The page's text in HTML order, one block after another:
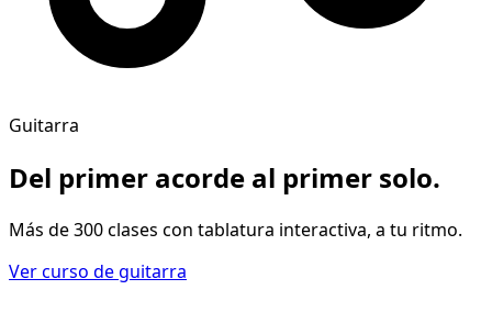
Guitarra
Del primer acorde al primer solo.
Más de 300 clases con tablatura interactiva, a tu ritmo.
Ver curso de guitarra